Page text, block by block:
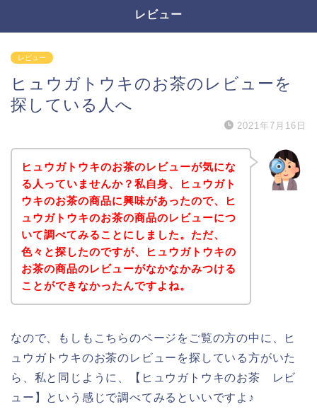
レビュー
レビュー
ヒュウガトウキのお茶のレビューを
探している人へ
2021年7月16日
ヒュウガトウキのお茶のレビューが気にな
る人っていませんか？私自身、ヒュウガト
ウキのお茶の商品に興味があったので、ヒ
ュウガトウキのお茶の商品のレビューにつ
いて調べてみることにしました。ただ、
色々と探したのですが、ヒュウガトウキの
お茶の商品のレビューがなかなかみつける
ことができなかったんですよね。
なので、もしもこちらのページをご覧の方の中に、ヒ
ュウガトウキのお茶のレビューを探している方がいた
ら、私と同じように、【ヒュウガトウキのお茶 レビ
ュー】という感じで調べてみるといいですよ♪